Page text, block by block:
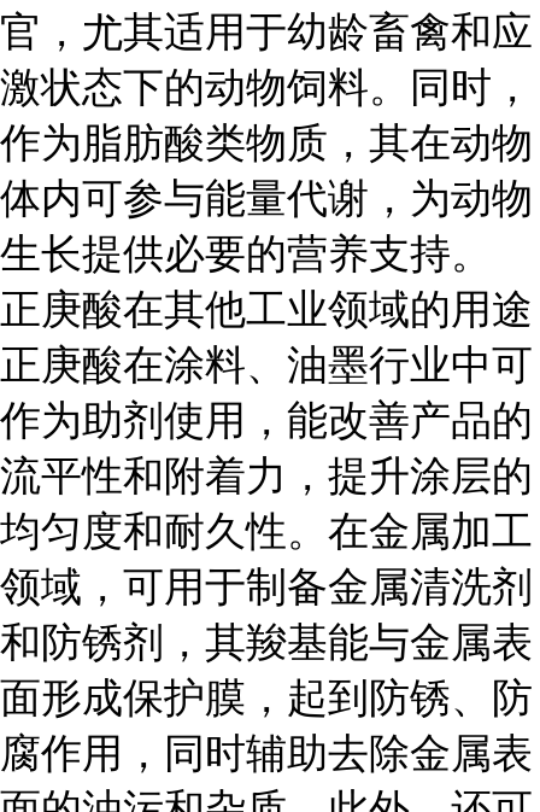
官，尤其适用于幼龄畜禽和应
激状态下的动物饲料。同时，
作为脂肪酸类物质，其在动物
体内可参与能量代谢，为动物
生长提供必要的营养支持。
正庚酸在其他工业领域的用途
正庚酸在涂料、油墨行业中可
作为助剂使用，能改善产品的
流平性和附着力，提升涂层的
均匀度和耐久性。在金属加工
领域，可用于制备金属清洗剂
和防锈剂，其羧基能与金属表
面形成保护膜，起到防锈、防
腐作用，同时辅助去除金属表